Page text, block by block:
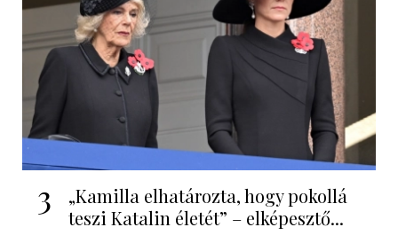
3
„Kamilla elhatározta, hogy pokollá
teszi Katalin életét” – elképesztő...